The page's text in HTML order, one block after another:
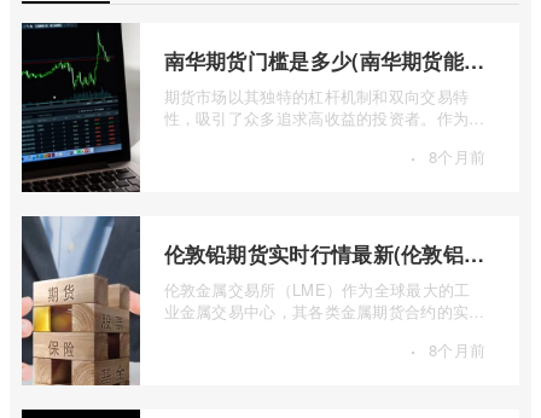
南华期货门槛是多少(南华期货能做国际期货吗)
期货市场以其独特的杠杆机制和双向交易特
性，吸引了众多追求高收益的投资者。作为中
· 8个月前
伦敦铅期货实时行情最新(伦敦铝锡期货实时行情)
伦敦金属交易所（LME）作为全球最大的工
业金属交易中心，其各类金属期货合约的实时
· 8个月前